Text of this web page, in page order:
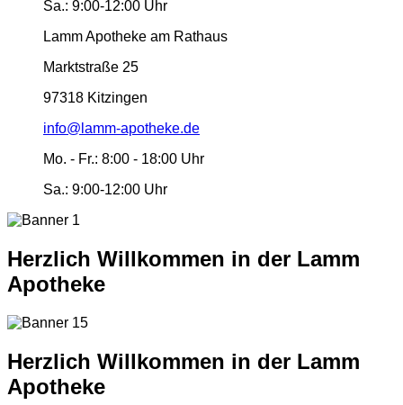
Sa.: 9:00-12:00 Uhr
Lamm Apotheke am Rathaus
Marktstraße 25
97318 Kitzingen
info@lamm-apotheke.de
Mo. - Fr.: 8:00 - 18:00 Uhr
Sa.: 9:00-12:00 Uhr
Herzlich Willkommen in der Lamm
Apotheke
Herzlich Willkommen in der Lamm
Apotheke